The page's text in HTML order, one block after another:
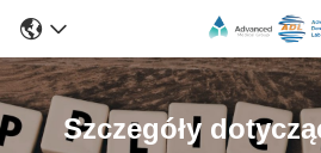
Szczegóły